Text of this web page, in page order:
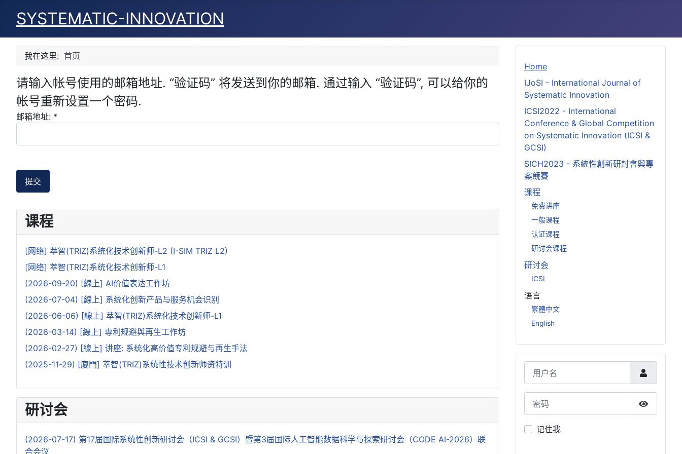
SYSTEMATIC-INNOVATION
我在这里: 首页
请输入帐号使用的邮箱地址. “验证码” 将发送到你的邮箱. 通过输入 “验证码”, 可以给你的
帐号重新设置一个密码.
邮箱地址: *
提交
课程
[网络] 萃智(TRIZ)系统化技术创新师-L2 (I-SIM TRIZ L2)
[网络] 萃智(TRIZ)系统化技术创新师-L1
(2026-09-20) [線上] AI价值表达工作坊
(2026-07-04) [線上] 系统化创新产品与服务机会识别
(2026-06-06) [線上] 萃智(TRIZ)系统化技术创新师-L1
(2026-03-14) [線上] 専利规避舆再生工作坊
(2026-02-27) [線上] 讲座: 系统化高价值专利规避与再生手法
(2025-11-29) [廈門] 萃智(TRIZ)系统性技术创新师资特训
研讨会
(2026-07-17) 第17届国际系统性创新研讨会（ICSI & GCSI）暨第3届国际人工智能数据科学与探索研讨会（CODE AI-2026）联
合会议
Home
IJoSI - International Journal of
Systematic Innovation
ICSI2022 - International
Conference & Global Competition
on Systematic Innovation (ICSI &
GCSI)
SICH2023 - 系統性創新研討會與專
案競賽
课程
免费讲座
一般课程
认证课程
研讨会课程
研讨会
ICSI
语言
繁體中文
English
用户名
密码
显示密码
记住我